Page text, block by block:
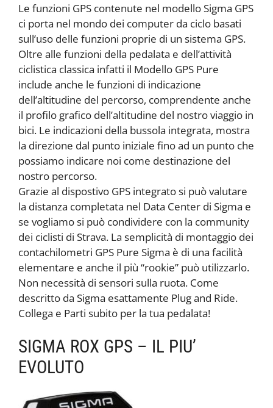
Le funzioni GPS contenute nel modello Sigma GPS
ci porta nel mondo dei computer da ciclo basati
sull’uso delle funzioni proprie di un sistema GPS.
Oltre alle funzioni della pedalata e dell’attività
ciclistica classica infatti il Modello GPS Pure
include anche le funzioni di indicazione
dell’altitudine del percorso, comprendente anche
il profilo grafico dell’altitudine del nostro viaggio in
bici. Le indicazioni della bussola integrata, mostra
la direzione dal punto iniziale fino ad un punto che
possiamo indicare noi come destinazione del
nostro percorso.
Grazie al dispostivo GPS integrato si può valutare
la distanza completata nel Data Center di Sigma e
se vogliamo si può condividere con la community
dei ciclisti di Strava. La semplicità di montaggio dei
contachilometri GPS Pure Sigma è di una facilità
elementare e anche il più “rookie” può utilizzarlo.
Non necessità di sensori sulla ruota. Come
descritto da Sigma esattamente Plug and Ride.
Collega e Parti subito per la tua pedalata!
SIGMA ROX GPS – IL PIU’
EVOLUTO